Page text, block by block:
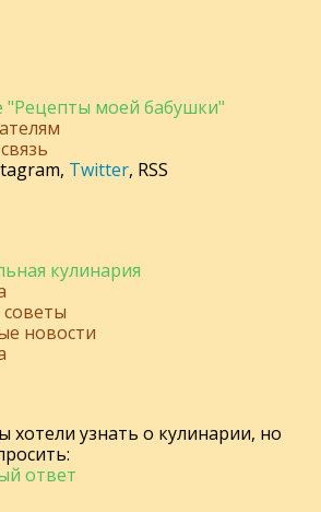
"Рецепты моей бабушки"
, Twitter, RSS
кулинария
новости
хотели узнать о кулинарии, но
ответ